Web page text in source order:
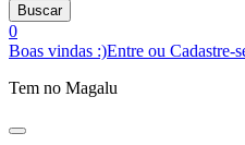
Buscar
0
Boas vindas :)Entre ou Cadastre-
Tem no Magalu